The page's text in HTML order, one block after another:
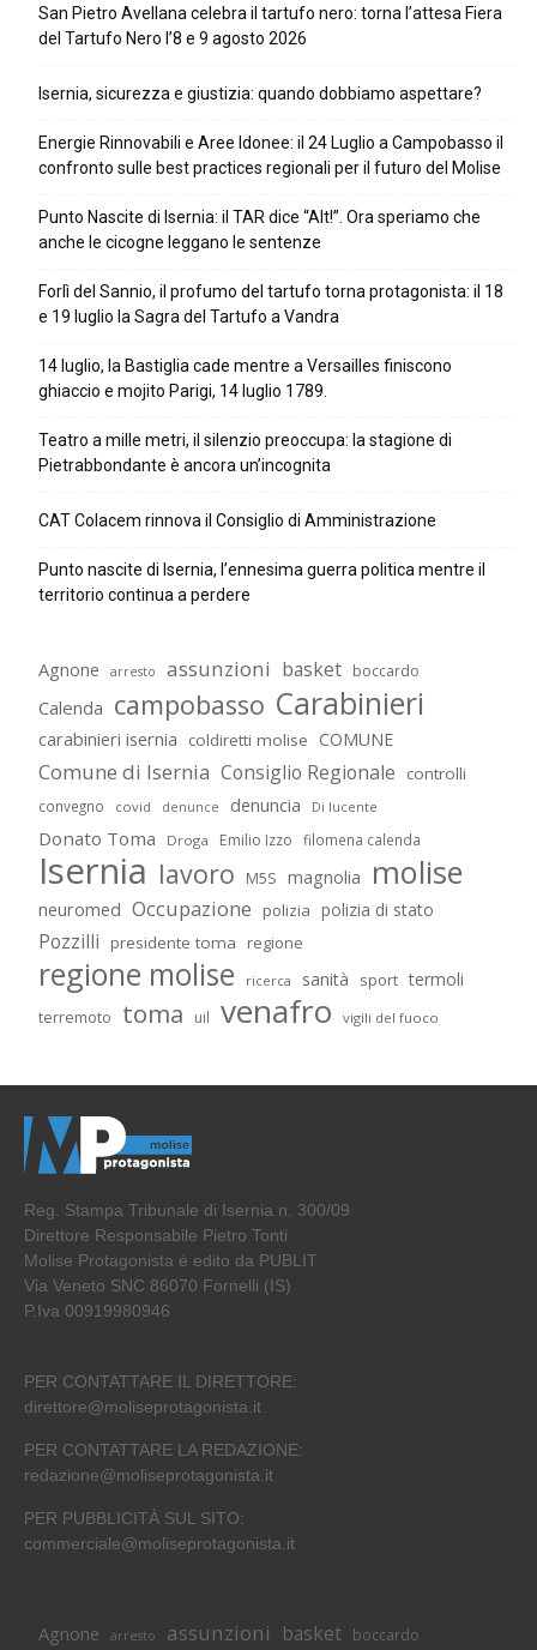
San Pietro Avellana celebra il tartufo nero: torna l’attesa Fiera
del Tartufo Nero l’8 e 9 agosto 2026
Isernia, sicurezza e giustizia: quando dobbiamo aspettare?
Energie Rinnovabili e Aree Idonee: il 24 Luglio a Campobasso il
confronto sulle best practices regionali per il futuro del Molise
Punto Nascite di Isernia: il TAR dice “Alt!”. Ora speriamo che
anche le cicogne leggano le sentenze
Forlì del Sannio, il profumo del tartufo torna protagonista: il 18
e 19 luglio la Sagra del Tartufo a Vandra
14 luglio, la Bastiglia cade mentre a Versailles finiscono
ghiaccio e mojito Parigi, 14 luglio 1789.
Teatro a mille metri, il silenzio preoccupa: la stagione di
Pietrabbondante è ancora un’incognita
CAT Colacem rinnova il Consiglio di Amministrazione
Punto nascite di Isernia, l’ennesima guerra politica mentre il
territorio continua a perdere
Agnone arresto assunzioni basket boccardo
Calenda campobasso Carabinieri
carabinieri isernia coldiretti molise COMUNE
Comune di Isernia Consiglio Regionale controlli
convegno covid denunce denuncia Di lucente
Donato Toma Droga Emilio Izzo filomena calenda
Isernia lavoro M5S magnolia molise
neuromed Occupazione polizia polizia di stato
Pozzilli presidente toma regione
regione molise ricerca sanità sport termoli
terremoto toma uil venafro vigili del fuoco
Reg. Stampa Tribunale di Isernia n. 300/09
Direttore Responsabile Pietro Tonti
Molise Protagonista è edito da PUBLIT
Via Veneto SNC 86070 Fornelli (IS)
P.Iva 00919980946
PER CONTATTARE IL DIRETTORE:
direttore@moliseprotagonista.it
PER CONTATTARE LA REDAZIONE:
redazione@moliseprotagonista.it
PER PUBBLICITÀ SUL SITO:
commerciale@moliseprotagonista.it
Agnone arresto assunzioni basket boccardo